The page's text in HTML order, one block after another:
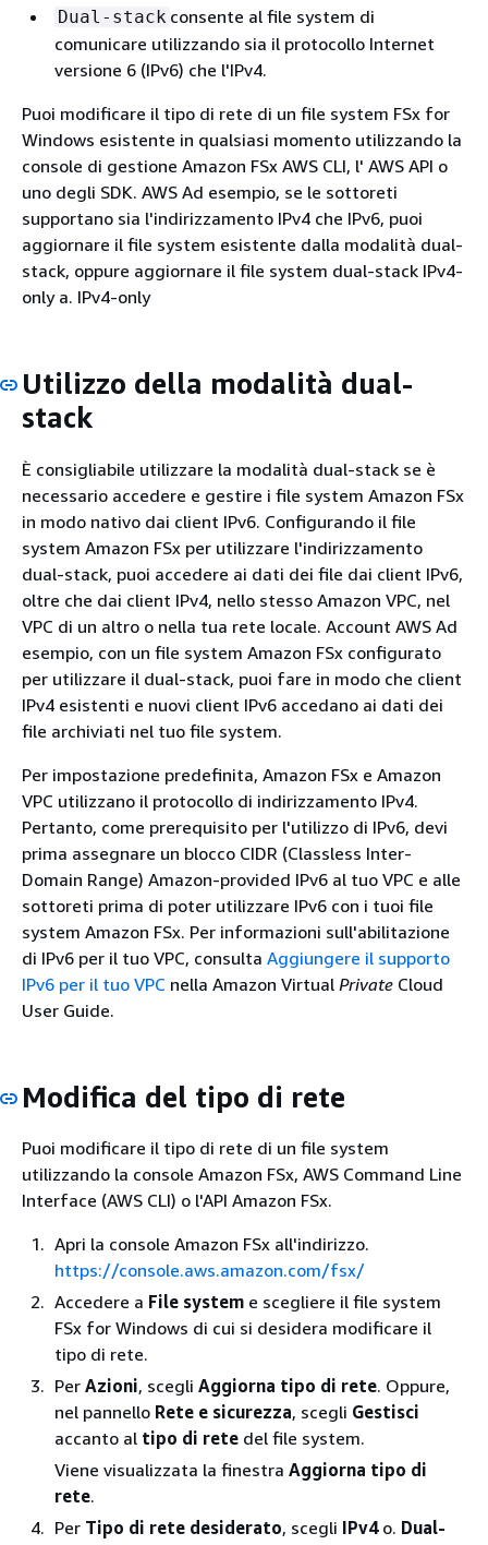
Dual-stack consente al file system di
comunicare utilizzando sia il protocollo Internet
versione 6 (IPv6) che l'IPv4.
Puoi modificare il tipo di rete di un file system FSx for
Windows esistente in qualsiasi momento utilizzando la
console di gestione Amazon FSx AWS CLI, l' AWS API o
uno degli SDK. AWS Ad esempio, se le sottoreti
supportano sia l'indirizzamento IPv4 che IPv6, puoi
aggiornare il file system esistente dalla modalità dual-
stack, oppure aggiornare il file system dual-stack IPv4-
only a. IPv4-only
Utilizzo della modalità dual-
stack
È consigliabile utilizzare la modalità dual-stack se è
necessario accedere e gestire i file system Amazon FSx
in modo nativo dai client IPv6. Configurando il file
system Amazon FSx per utilizzare l'indirizzamento
dual-stack, puoi accedere ai dati dei file dai client IPv6,
oltre che dai client IPv4, nello stesso Amazon VPC, nel
VPC di un altro o nella tua rete locale. Account AWS Ad
esempio, con un file system Amazon FSx configurato
per utilizzare il dual-stack, puoi fare in modo che client
IPv4 esistenti e nuovi client IPv6 accedano ai dati dei
file archiviati nel tuo file system.
Per impostazione predefinita, Amazon FSx e Amazon
VPC utilizzano il protocollo di indirizzamento IPv4.
Pertanto, come prerequisito per l'utilizzo di IPv6, devi
prima assegnare un blocco CIDR (Classless Inter-
Domain Range) Amazon-provided IPv6 al tuo VPC e alle
sottoreti prima di poter utilizzare IPv6 con i tuoi file
system Amazon FSx. Per informazioni sull'abilitazione
di IPv6 per il tuo VPC, consulta Aggiungere il supporto
IPv6 per il tuo VPC nella Amazon Virtual Private Cloud
User Guide.
Modifica del tipo di rete
Puoi modificare il tipo di rete di un file system
utilizzando la console Amazon FSx, AWS Command Line
Interface (AWS CLI) o l'API Amazon FSx.
Apri la console Amazon FSx all'indirizzo.
https://console.aws.amazon.com/fsx/
Accedere a File system e scegliere il file system
FSx for Windows di cui si desidera modificare il
tipo di rete.
Per Azioni, scegli Aggiorna tipo di rete. Oppure,
nel pannello Rete e sicurezza, scegli Gestisci
accanto al tipo di rete del file system.
Viene visualizzata la finestra Aggiorna tipo di
rete.
Per Tipo di rete desiderato, scegli IPv4o. Dual-